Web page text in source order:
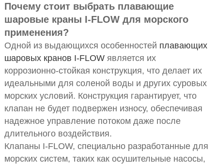
Почему стоит выбрать плавающие
шаровые краны I-FLOW для морского
применения?
Одной из выдающихся особенностей плавающих
шаровых кранов I-FLOWявляется их
коррозионно-стойкая конструкция, что делает их
идеальными для соленой воды и других суровых
морских условий. Конструкция гарантирует, что
клапан не будет подвержен износу, обеспечивая
надежное управление потоком даже после
длительного воздействия.
Клапаны I-FLOW, специально разработанные для
морских систем, таких как осушительные насосы,